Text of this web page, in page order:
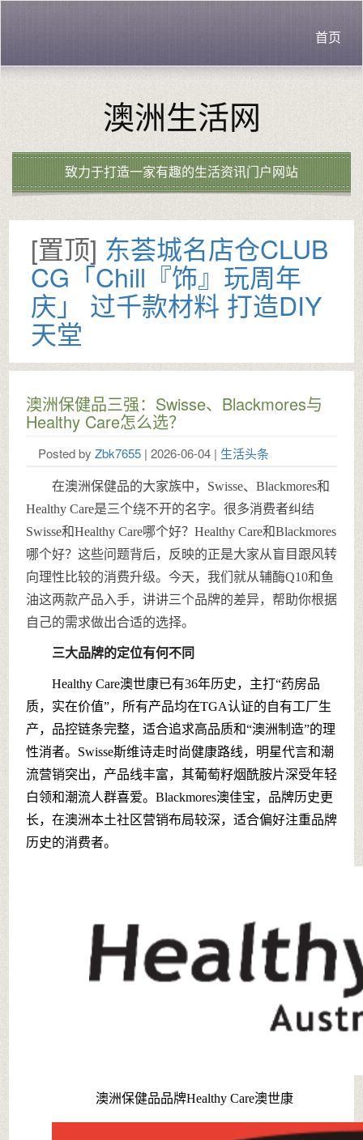
首页
澳洲生活网
致力于打造一家有趣的生活资讯门户网站
[置顶] 东荟城名店仓CLUB
CG「Chill『饰』玩周年
庆」 过千款材料 打造DIY
天堂
澳洲保健品三强：Swisse、Blackmores与
Healthy Care怎么选？
Posted by Zbk7655 | 2026-06-04 | 生活头条
在澳洲保健品的大家族中，Swisse、Blackmores和
Healthy Care是三个绕不开的名字。很多消费者纠结
Swisse和Healthy Care哪个好？Healthy Care和Blackmores
哪个好？这些问题背后，反映的正是大家从盲目跟风转
向理性比较的消费升级。今天，我们就从辅酶Q10和鱼
油这两款产品入手，讲讲三个品牌的差异，帮助你根据
自己的需求做出合适的选择。
三大品牌的定位有何不同
Healthy Care澳世康已有36年历史，主打“药房品
质，实在价值”，所有产品均在TGA认证的自有工厂生
产，品控链条完整，适合追求高品质和“澳洲制造”的理
性消者。Swisse斯维诗走时尚健康路线，明星代言和潮
流营销突出，产品线丰富，其葡萄籽烟酰胺片深受年轻
白领和潮流人群喜爱。Blackmores澳佳宝，品牌历史更
长，在澳洲本土社区营销布局较深，适合偏好注重品牌
历史的消费者。
澳洲保健品品牌Healthy Care澳世康